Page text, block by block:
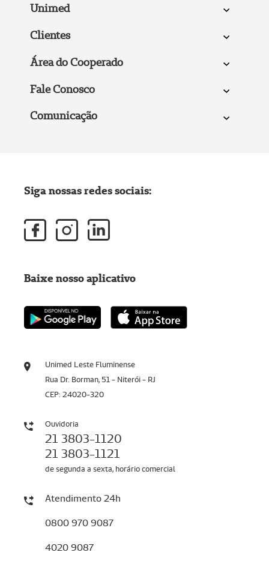
Unimed
Clientes
Área do Cooperado
Fale Conosco
Comunicação
Unimed Leste Fluminense
Rua Dr. Borman, 51 - Niterói - RJ
CEP: 24020-320
Ouvidoria
21 3803-1120
21 3803-1121
de segunda a sexta, horário comercial
Atendimento 24h
0800 970 9087
4020 9087
Siga nossas redes sociais:
Baixe nosso aplicativo